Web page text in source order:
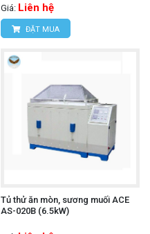
Giá: Liên hệ
ĐẶT MUA
Tủ thử ăn mòn, sương muối ACE
AS-020B (6.5kW)